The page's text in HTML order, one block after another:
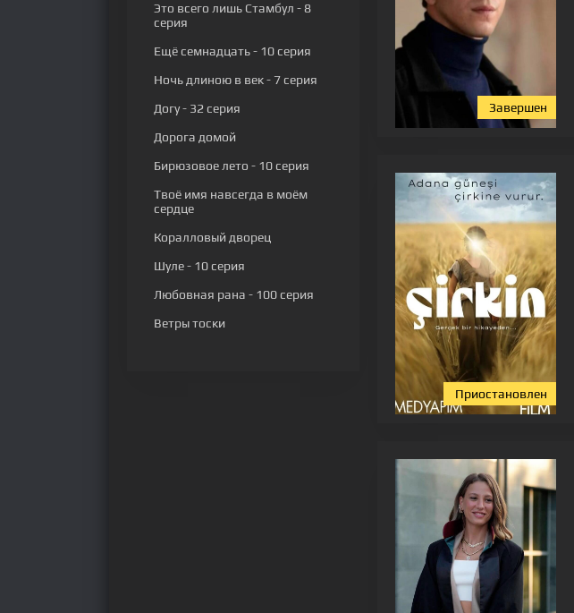
Завершен
Приостановлен
Это всего лишь Стамбул - 8
серия
Ещё семнадцать- 10 серия
Ночь длиною в век- 7 серия
Догу- 32 серия
Дорога домой
Бирюзовое лето - 10 серия
Твоё имя навсегда в моём
сердце
Коралловый дворец
Шуле- 10 серия
Любовная рана - 100 серия
Ветры тоски